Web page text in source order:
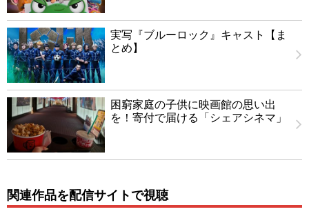
実写『ブルーロック』キャスト【ま
とめ】
困窮家庭の子供に映画館の思い出
を！寄付で届ける「シェアシネマ」
関連作品を配信サイトで視聴